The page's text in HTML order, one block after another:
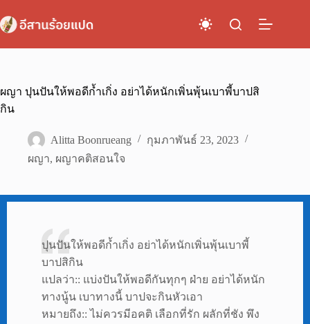
to
content
ผญา ปุนปันให้พอดีก้ำเกิ่ง อย่าได้หนักเพิ่นพุ้นเบาพี้บาปสิ
กิน
Alitta Boonrueang
กุมภาพันธ์ 23, 2023
ผญา, ผญาคติสอนใจ
ปุนปันให้พอดีก้ำเกิ่ง อย่าได้หนักเพิ่นพุ้นเบาพี้
บาปสิกิน
แปลว่า:: แบ่งปันให้พอดีกันทุกๆ ฝ่าย อย่าได้หนัก
ทางนู้น เบาทางนี้ บาปจะกินหัวเอา
หมายถึง:: ไม่ควรมีอคติ เลือกที่รัก ผลักที่ชัง พึง